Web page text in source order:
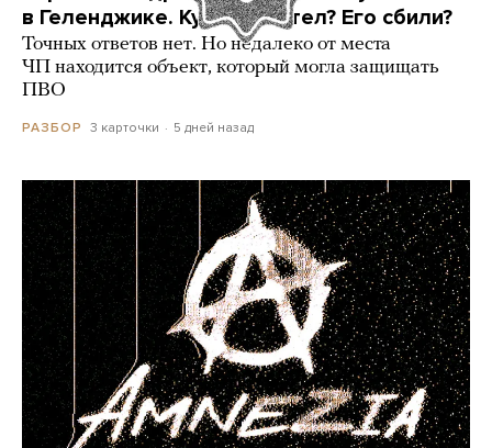
в Геленджике. Куда он летел? Его сбили?
Точных ответов нет. Но недалеко от места
ЧП находится объект, который могла защищать
ПВО
РАЗБОР 3 карточки 5 дней назад